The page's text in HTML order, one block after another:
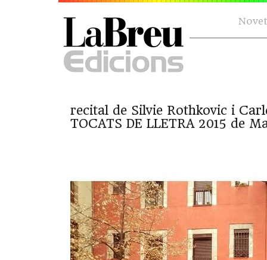
recital de Silvie Rothkovic i
TOCATS DE LLETRA 2015 de